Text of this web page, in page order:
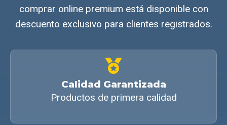
comprar online premium está disponible con
descuento exclusivo para clientes registrados.
Calidad Garantizada
Productos de primera calidad